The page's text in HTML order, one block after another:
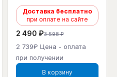
Доставка бесплатно
при оплате на сайте
2 490 ₽3 598 ₽
2 739₽ Цена - оплата
при получении
В корзину